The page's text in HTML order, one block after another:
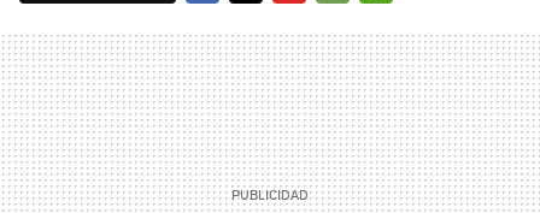
MAIL